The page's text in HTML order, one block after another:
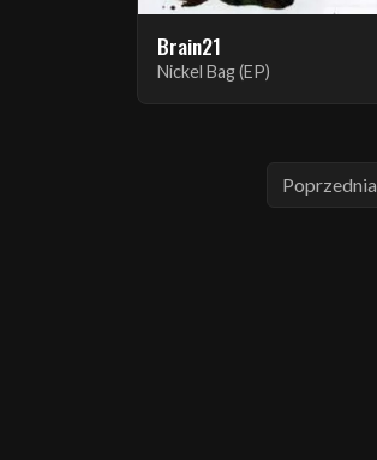
Brain21
Nickel Bag (EP)
Poprzednia